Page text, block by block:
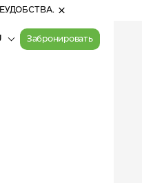
Забронировать